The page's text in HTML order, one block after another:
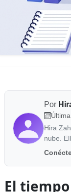
Por
Hira
nube.
El